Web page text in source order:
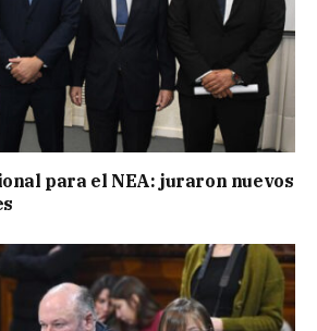
para el NEA: juraron nuevos